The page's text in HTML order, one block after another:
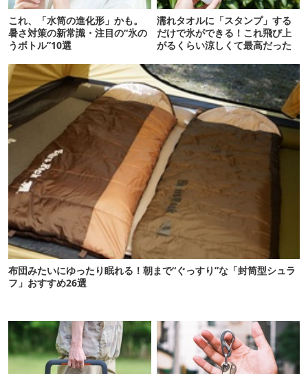
これ、「水筒の進化形」かも。
暑さ対策の新常識・注目の“氷の
うボトル”10選
濡れタオルに「スタンプ」する
だけで氷ができる！これ飛び上
がるくらい涼しくて最高だった
布団みたいにゆったり眠れる！朝まで“ぐっすり”な「封筒型シュラ
フ」おすすめ26選